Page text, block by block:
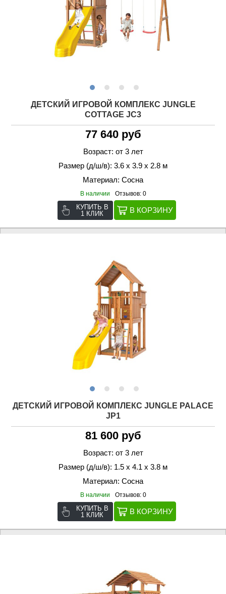
ДЕТСКИЙ ИГРОВОЙ КОМПЛЕКС JUNGLE
COTTAGE JC3
77 640 руб
Возраст: от 3 лет
Размер (д/ш/в): 3.6 х 3.9 х 2.8 м
Материал: Сосна
В наличии Отзывов: 0
КУПИТЬ В
1 КЛИК
ДЕТСКИЙ ИГРОВОЙ КОМПЛЕКС JUNGLE PALACE
JP1
81 600 руб
Возраст: от 3 лет
Размер (д/ш/в): 1.5 х 4.1 х 3.8 м
Материал: Сосна
В наличии Отзывов: 0
КУПИТЬ В
1 КЛИК